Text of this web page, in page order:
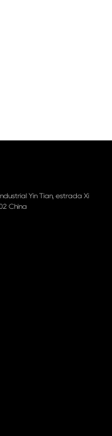
Yin Tian, ​​estrada Xi
China